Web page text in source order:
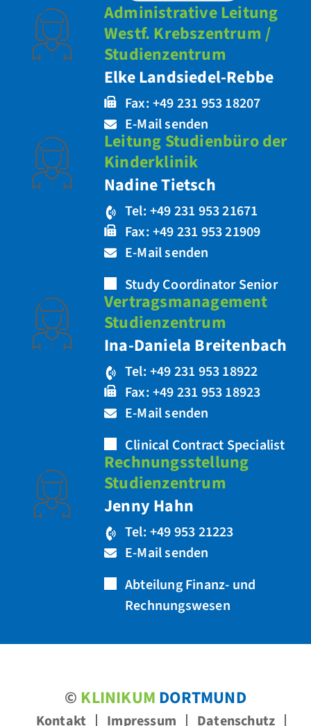
Administrative Leitung
Westf. Krebszentrum /
Studienzentrum
Elke Landsiedel-Rebbe
Fax: +49 231 953 18207
E-Mail senden
Leitung Studienbüro der
Kinderklinik
Nadine Tietsch
Tel: +49 231 953 21671
Fax: +49 231 953 21909
E-Mail senden
Study Coordinator Senior
Vertragsmanagement
Studienzentrum
Ina-Daniela Breitenbach
Tel: +49 231 953 18922
Fax: +49 231 953 18923
E-Mail senden
Clinical Contract Specialist
Rechnungsstellung
Studienzentrum
Jenny Hahn
Tel: +49 953 21223
E-Mail senden
Abteilung Finanz- und
Rechnungswesen
© KLINIKUM DORTMUND
Kontakt Impressum Datenschutz